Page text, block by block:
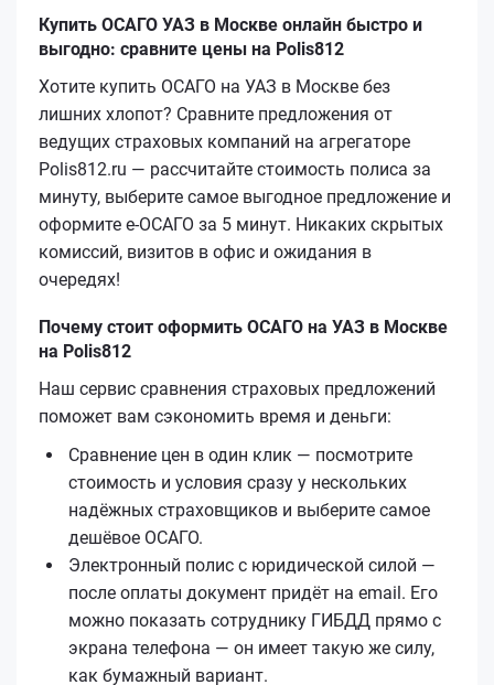
Купить ОСАГО УАЗ в Москве онлайн быстро и
выгодно: сравните цены на Polis812
Хотите купить ОСАГО на УАЗ в Москве без
лишних хлопот? Сравните предложения от
ведущих страховых компаний на агрегаторе
Polis812.ru — рассчитайте стоимость полиса за
минуту, выберите самое выгодное предложение и
оформите е‑ОСАГО за 5 минут. Никаких скрытых
комиссий, визитов в офис и ожидания в
очередях!
Почему стоит оформить ОСАГО на УАЗ в Москве
на Polis812
Наш сервис сравнения страховых предложений
поможет вам сэкономить время и деньги:
Сравнение цен в один клик — посмотрите
стоимость и условия сразу у нескольких
надёжных страховщиков и выберите самое
дешёвое ОСАГО.
Электронный полис с юридической силой —
после оплаты документ придёт на email. Его
можно показать сотруднику ГИБДД прямо с
экрана телефона — он имеет такую же силу,
как бумажный вариант.